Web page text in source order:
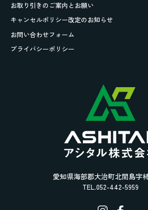
愛知県海部郡大治町北間島字
TEL.052-442-5959
お取り引きのご案内とお願い
キャンセルポリシー改定のお知らせ
お問い合わせフォーム
プライバシーポリシー